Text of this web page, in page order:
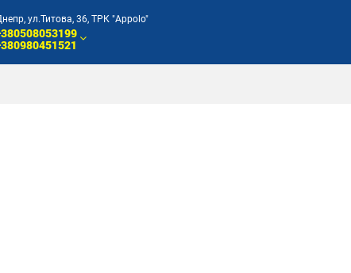
ул.Титова, 36, ТРК "Appolo"